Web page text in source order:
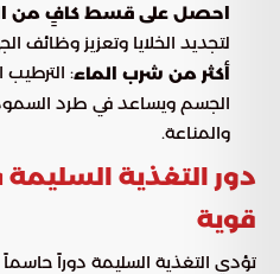
احصل على قسط كافٍ من
لتجديد الخلايا وتعزيز وظائف
أكثر من شرب الماء:
الجسم ويساعد في طرد
والمناعة.
دور التغذية
قوية
تؤدي التغذية السليمة دوراً حاسماً